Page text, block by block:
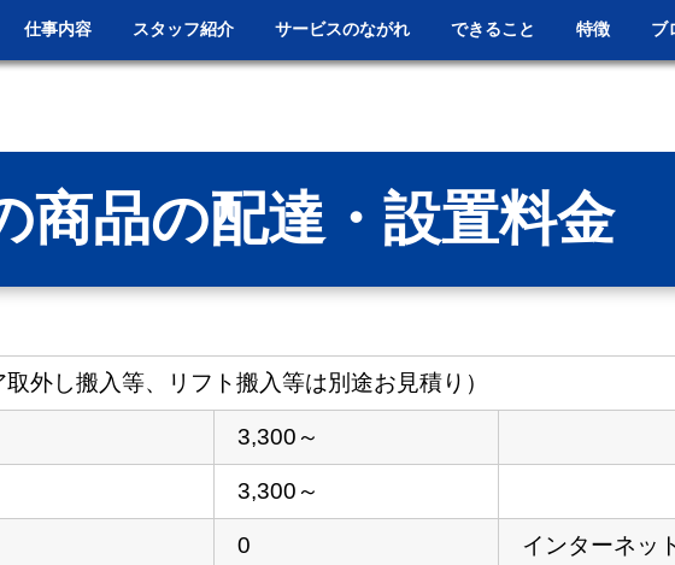
仕事内容 スタッフ紹介 サービスのながれ できること 特徴 ブ
商品の配達・設置料金
外し搬⼊等、リフト搬⼊等は別途お⾒積り）
3,300～
3,300～
0 インターネッ